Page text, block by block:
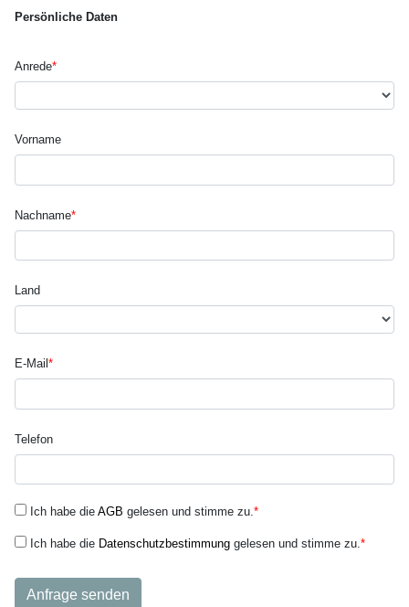
Persönliche Daten
Anrede*
Vorname
Nachname*
Land
E-Mail *
Telefon
Ich habe die AGB gelesen und stimme zu.*
Ich habe die Datenschutzbestimmung gelesen und stimme zu.*
Anfrage senden